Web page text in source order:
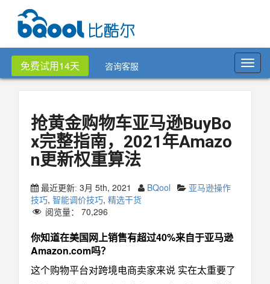
免费试用14天 咨询客服
抢黄金购物车亚马逊BuyBo
x完整指南，2021年Amazo
n更新权重算法
最近更新: 3月 5th, 2021 BQool
亚马逊操作
技巧, 智能调价技巧, 精选干货
阅览量： 70,296
你知道在美国网上销售有超过40%来自于亚马逊
Amazon.com吗？
这个购物平台对跨境电商卖家来说 实在太重要了